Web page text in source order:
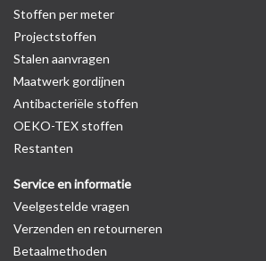
Stoffen per meter
Projectstoffen
Stalen aanvragen
Maatwerk gordijnen
Antibacteriële stoffen
OEKO-TEX stoffen
Restanten
Service en informatie
Veelgestelde vragen
Verzenden en retourneren
Betaalmethoden